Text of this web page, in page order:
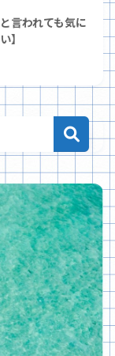
言われても気に
】